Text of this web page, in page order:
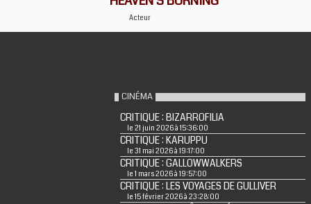
Acteur
CINÉMA
CRITIQUE : BIZARROFILIA
le 21 juin 2026 à 15:36:00
CRITIQUE : KARUPPU
le 31 mai 2026 à 19:17:00
CRITIQUE : GALLOWWALKERS
le 1 mars 2026 à 19:57:00
CRITIQUE : LES VOYAGES DE GULLIVER
le 15 février 2026 à 23:28:00